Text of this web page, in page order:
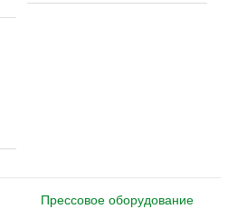
Прессовое оборудование